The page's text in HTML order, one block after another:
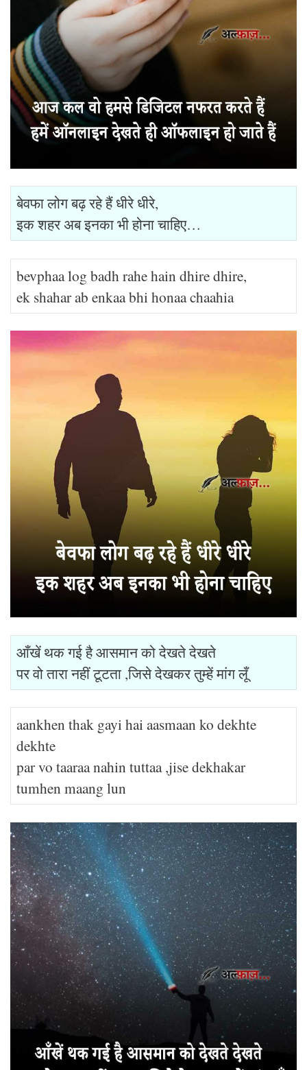
बेवफा लोग बढ़ रहे हैं धीरे धीरे,
इक शहर अब इनका भी होना चाहिए…
bevphaa log badh rahe hain dhire dhire,
ek shahar ab enkaa bhi honaa chaahia
आँखें थक गई है आसमान को देखते देखते
पर वो तारा नहीं टूटता ,जिसे देखकर तुम्हें मांग लूँ
aankhen thak gayi hai aasmaan ko dekhte
dekhte
par vo taaraa nahin tuttaa ,jise dekhakar
tumhen maang lun